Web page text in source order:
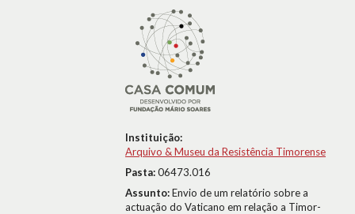
Instituição:
Arquivo & Museu da Resistência Timorense
Pasta:06473.016
Assunto:Envio de um relatório sobre a
actuação do Vaticano em relação a Timor-